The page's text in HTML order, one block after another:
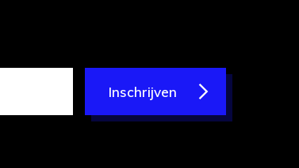
Inschrijven